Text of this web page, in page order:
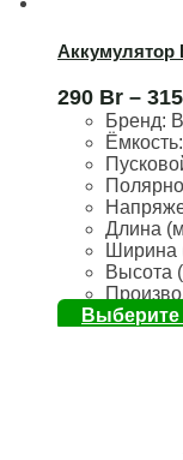
Аккумулятор
290 Br – 315
Бренд:
Ёмкость:
Длина
Ширина
Высота